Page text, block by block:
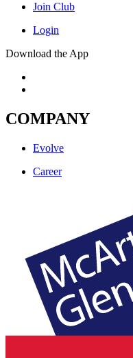
Join Club
Login
Download the App
COMPANY
Evolve
Career